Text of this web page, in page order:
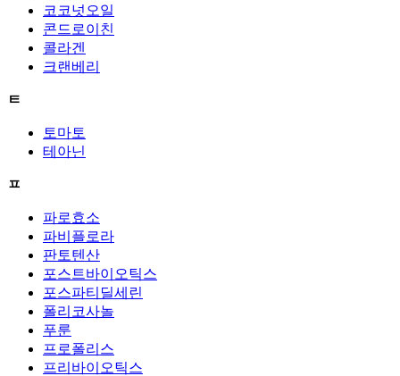
코코넛오일
콘드로이친
콜라겐
크랜베리
ㅌ
토마토
테아닌
ㅍ
파로효소
파비플로라
판토텐산
포스트바이오틱스
포스파티딜세린
폴리코사놀
푸룬
프로폴리스
프리바이오틱스